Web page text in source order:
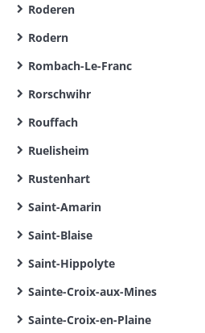
Roderen
Rodern
Rombach-Le-Franc
Rorschwihr
Rouffach
Ruelisheim
Rustenhart
Saint-Amarin
Saint-Blaise
Saint-Hippolyte
Sainte-Croix-aux-Mines
Sainte-Croix-en-Plaine